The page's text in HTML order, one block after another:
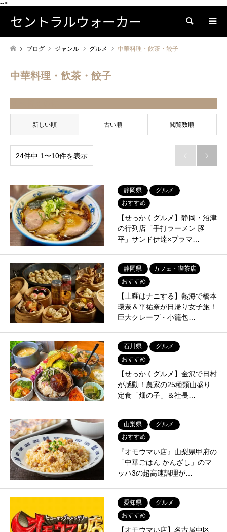
-->
セントラルウォーカー 検索
ブログ ジャンル グルメ 中華料理・飲茶・餃子
中華料理・飲茶・餃子
新しい順 古い順 閲覧数順
24件中 1〜10件を表示  
静岡県
グルメ
おすすめ
【せっかくグルメ】静岡・沼津
の行列店「手打ラーメン 豚
平」サンド伊達×ブラマ…
静岡県
カフェ・喫茶店
おすすめ
【土曜はナニする】熱海で橋本
環奈＆平祐奈が日帰り女子旅！
巨大クレープ・小籠包…
石川県
グルメ
おすすめ
【せっかくグルメ】金沢で日村
が感動！農家の25種類山盛り
定食「畑の子」＆社長…
山梨県
グルメ
おすすめ
『オモウマい店』山梨県甲府の
「中華ごはん かんざし」のマ
ッハ3の超高速調理が…
愛知県
グルメ
おすすめ
【オモウマい店】名古屋中区